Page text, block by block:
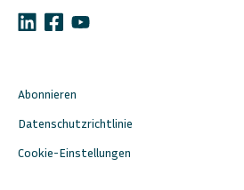
Abonnieren
Datenschutzrichtlinie
Cookie-Einstellungen